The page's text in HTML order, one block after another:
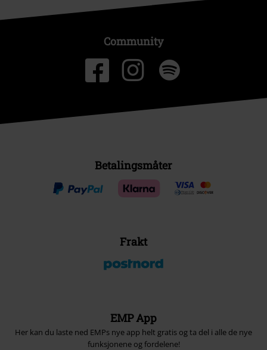
Community
Betalingsmåter
Frakt
EMP App
Her kan du laste ned EMPs nye app helt gratis og ta del i alle de nye
funksjonene og fordelene!